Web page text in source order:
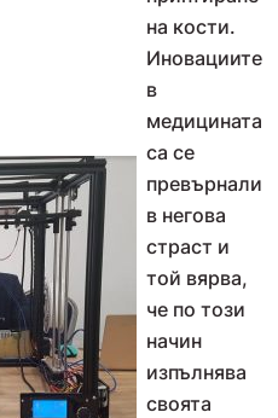
на кости.
Иновациите
в
медицината
са се
превърнали
в негова
страст и
той вярва,
че по този
начин
изпълнява
своята